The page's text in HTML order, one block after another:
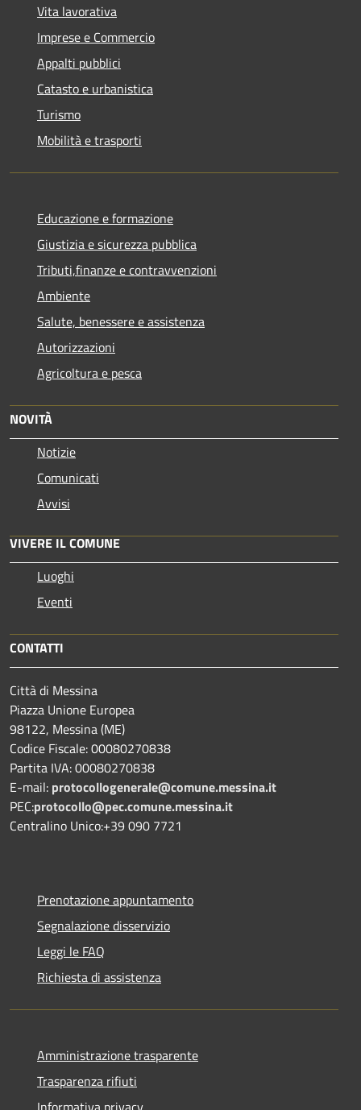
Vita lavorativa
Imprese e Commercio
Appalti pubblici
Catasto e urbanistica
Turismo
Mobilità e trasporti
Educazione e formazione
Giustizia e sicurezza pubblica
Tributi,finanze e contravvenzioni
Ambiente
Salute, benessere e assistenza
Autorizzazioni
Agricoltura e pesca
NOVITÀ
Notizie
Comunicati
Avvisi
VIVERE IL COMUNE
Luoghi
Eventi
CONTATTI
Città di Messina
Piazza Unione Europea
98122, Messina (ME)
Codice Fiscale: 00080270838
Partita IVA: 00080270838
E-mail: protocollogenerale@comune.messina.it
PEC:protocollo@pec.comune.messina.it
Centralino Unico:+39 090 7721
Prenotazione appuntamento
Segnalazione disservizio
Leggi le FAQ
Richiesta di assistenza
Amministrazione trasparente
Trasparenza rifiuti